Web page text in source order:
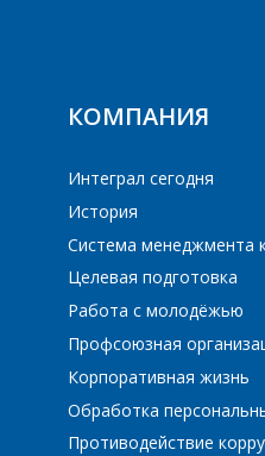
КОМПАНИЯ
Интеграл сегодня
История
Система менеджмента
Целевая подготовка
Работа с молодёжью
Профсоюзная
Корпоративная жизнь
Обработка
Противодействие